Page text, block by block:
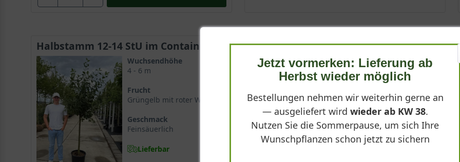
Halbstamm 12-14 StU im Container
Wuchsendhöhe
4 - 6 m
Frucht
Grüngelb mit roter Wange
Geschmack
Feinsäuerlich
Lieferbar
Halbstamm 14-16 StU im Container
Wuchsendhöhe
4 - 6 m
Grüngelb mit roter Wange
Feinsäuerlich
Jetzt vormerken: Lieferung ab
Herbst wieder möglich
Bestellungen nehmen wir weiterhin gerne an
— ausgeliefert wird wieder ab KW 38.
Nutzen Sie die Sommerpause, um sich Ihre
Wunschpflanzen schon jetzt zu sichern